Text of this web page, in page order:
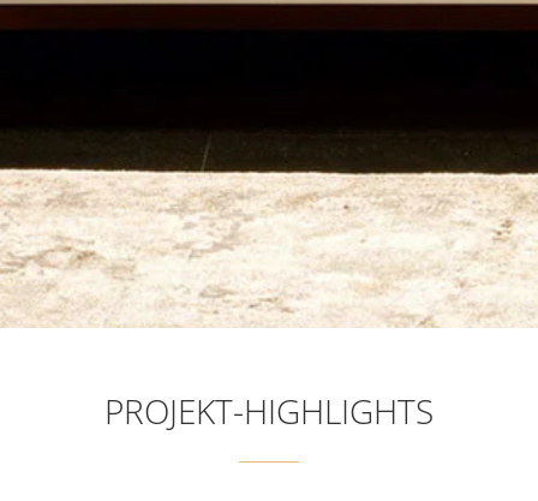
PROJEKT-HIGHLIGHTS